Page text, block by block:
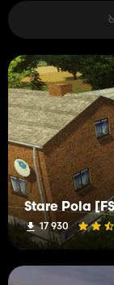
Stare Pola
17 930